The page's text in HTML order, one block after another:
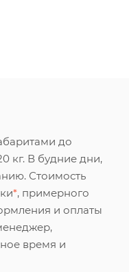
до
кг. В будние дни,
Стоимость
*, примерного
и оплаты
время и